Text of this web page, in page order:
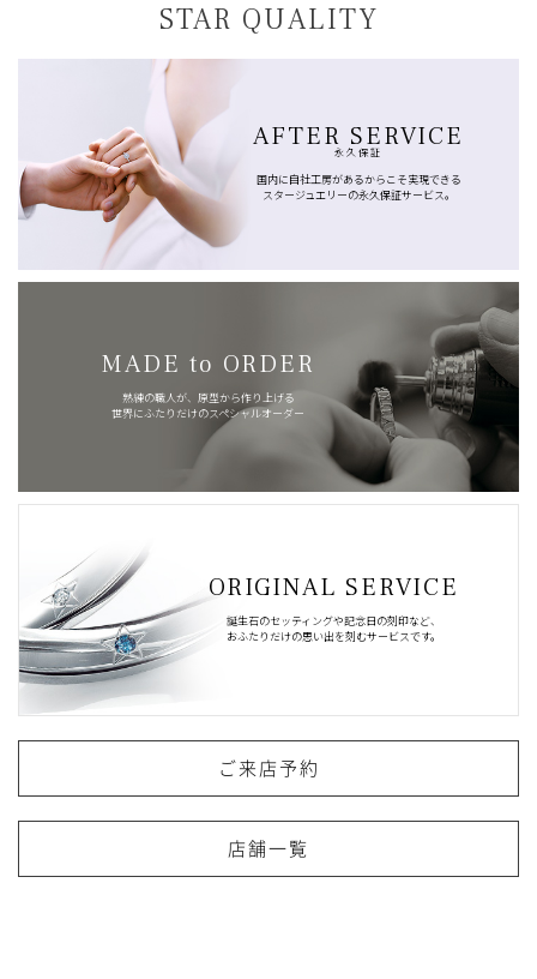
STAR QUALITY
AFTER SERVICE
永久保証
国内に自社工房があるからこそ実現できる
スタージュエリーの永久保証サービス。
MADE to ORDER
熟練の職人が、原型から作り上げる
世界にふたりだけのスペシャルオーダー
ORIGINAL SERVICE
誕生石のセッティングや記念日の刻印など、
おふたりだけの思い出を刻むサービスです。
ご来店予約
店舗一覧